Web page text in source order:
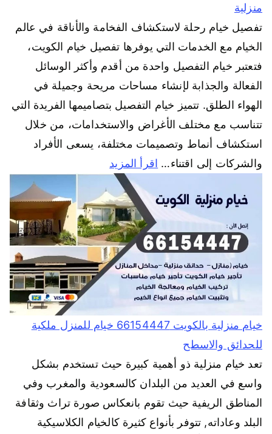
منزلية
تفصيل خيام رحلة لاستكشاف الفخامة والأناقة في عالم
الخيام مع الخدمات التي يوفرها تفصيل خيام الكويت،
فتعتبر خيام التفصيل واحدة من أقدم وأكثر الوسائل
الفعالة والجذابة لإنشاء مساحات مريحة وجميلة في
الهواء الطلق. تتميز خيام التفصيل بتصاميمها الفريدة التي
تتناسب مع مختلف الأغراض والاستخدامات، من خلال
استكشاف أنماط وتصميمات مختلفة، يسعى الأفراد
والشركات إلى اقتناء… اقرأ المزيد
خيام منزلية بالكويت 66154447 خيام للمنزل ملكية
للحدائق والاسطح
تعد خيام منزلية ذو أهمية كبيرة حيث تستخدم بشكل
واسع في العديد من البلدان كالسعودية والمغرب وفي
المناطق الريفية حيث تقوم بانعكاس صورة تراث وثقافة
البلد وعاداته, تتوفر بأنواع كثيرة كالخيام الكلاسيكية